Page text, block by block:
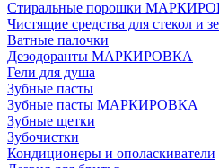
Стиральные порошки
Чистящие средства для стекол
Ватные палочки
Дезодоранты МАРКИРОВКА
Гели для душа
Зубные пасты
Зубные пасты МАРКИРОВКА
Зубные щетки
Зубочистки
Кондиционеры и ополаскиватели